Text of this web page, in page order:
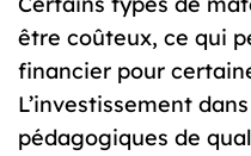
être coûteux, ce qui
financier pour
L’investissement
pédagogiques de